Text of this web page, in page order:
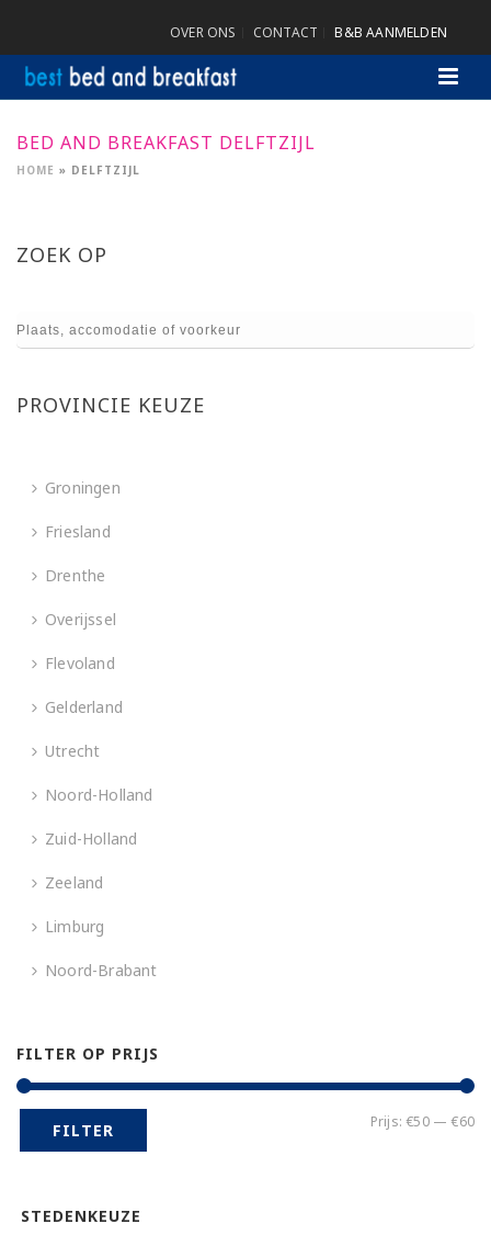
OVER ONS CONTACT B&B AANMELDEN
BED AND BREAKFAST DELFTZIJL
HOME » DELFTZIJL
ZOEK OP
PROVINCIE KEUZE
Groningen
Friesland
Drenthe
Overijssel
Flevoland
Gelderland
Utrecht
Noord-Holland
Zuid-Holland
Zeeland
Limburg
Noord-Brabant
FILTER OP PRIJS
FILTER Prijs:€50—€60
STEDENKEUZE